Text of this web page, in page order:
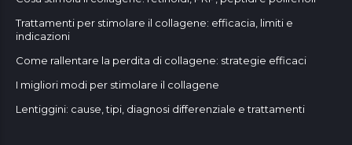
Trattamenti per stimolare il collagene: efficacia, limiti e
indicazioni
Come rallentare la perdita di collagene: strategie efficaci
I migliori modi per stimolare il collagene
Lentiggini: cause, tipi, diagnosi differenziale e trattamenti